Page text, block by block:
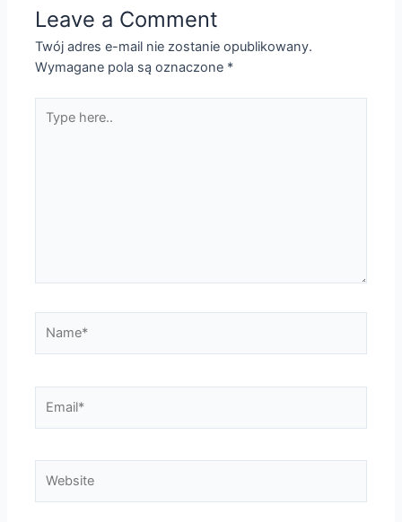
Leave a Comment
Twój adres e-mail nie zostanie opublikowany.
Wymagane pola są oznaczone *
here..